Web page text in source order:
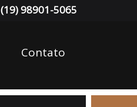
(19) 98901-5065
Contato